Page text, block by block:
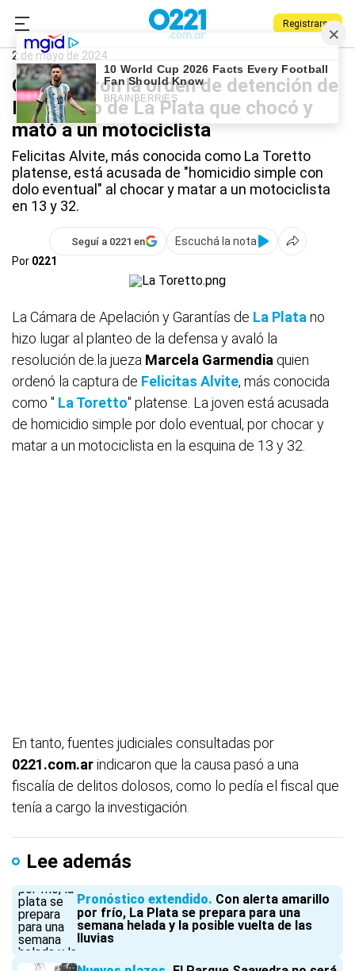
Registrarse
0221.com.ar Policiales
2 de mayo de 2024
Confirmaron la orden de detención de
La Toretto de La Plata que chocó y
mató a un motociclista
Felicitas Alvite, más conocida como La Toretto
platense, está acusada de "homicidio simple con
dolo eventual" al chocar y matar a un motociclista
en 13 y 32.
Seguí a 0221 en
Escuchá la nota
Por 0221
La Cámara de Apelación y Garantías de La Plata no
hizo lugar al planteo de la defensa y avaló la
resolución de.la jueza Marcela Garmendia quien
ordenó la captura de Felicitas Alvite, más conocida
como " La Toretto" platense. La joven está acusada
de homicidio simple por dolo eventual, por chocar y
matar a un motociclista en la esquina de 13 y 32.
En tanto, fuentes judiciales consultadas por
0221.com.arindicaron que la causa pasó a una
fiscalía de delitos dolosos, como lo pedía el fiscal que
tenía a cargo la investigación.
Lee además
Pronóstico extendido Con alerta amarillo
por frío, La Plata se prepara para una
semana helada y la posible vuelta de las
lluvias